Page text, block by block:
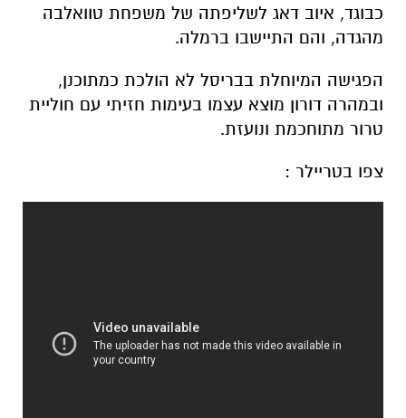
כבוגד, איוב דאג לשליפתה של משפחת טוואלבה
מהגדה, והם התיישבו ברמלה.
הפגישה המיוחלת בבריסל לא הולכת כמתוכנן,
ובמהרה דורון מוצא עצמו בעימות חזיתי עם חוליית
טרור מתוחכמת ונועזת.
צפו בטריילר :